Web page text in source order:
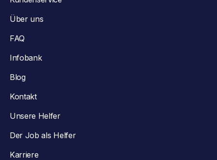
Über uns
FAQ
Infobank
Blog
Kontakt
Unsere Helfer
Der Job als Helfer
Karriere